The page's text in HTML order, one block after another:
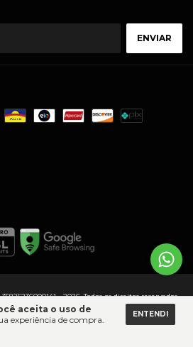
aceita o uso de
experiência de compra.
ENTENDI
- 2026. Todos os direitos reservados.